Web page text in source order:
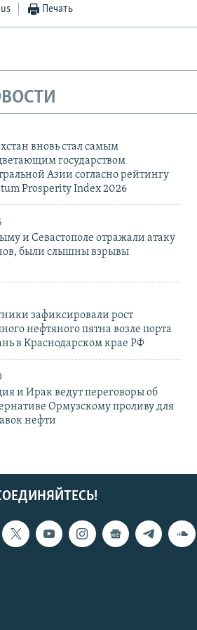
Печать
вновь стал самым
государством
Азии согласно рейтингу
Prosperity Index 2026
и Севастополе отражали атаку
были слышны взрывы
зафиксировали рост
нефтяного пятна возле порта
в Краснодарском крае РФ
и Ирак ведут переговоры об
Ормузскому проливу для
нефти